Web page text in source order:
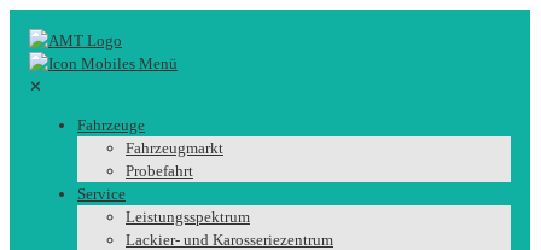
✕
Fahrzeuge
Fahrzeugmarkt
Probefahrt
Service
Leistungsspektrum
Lackier- und Karosseriezentrum